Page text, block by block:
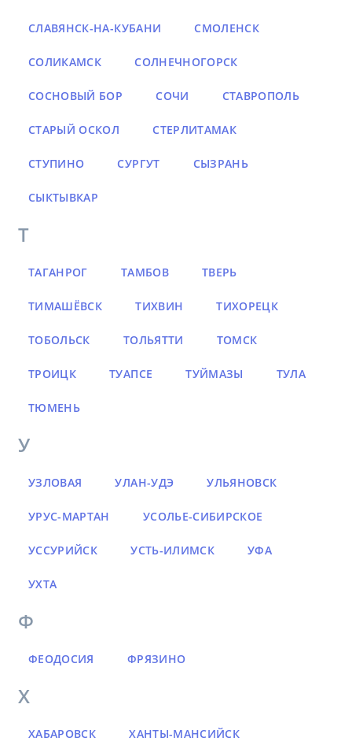
СЛАВЯНСК-НА-КУБАНИ СМОЛЕНСК
СОЛИКАМСК СОЛНЕЧНОГОРСК
СОСНОВЫЙ БОР СОЧИ СТАВРОПОЛЬ
СТАРЫЙ ОСКОЛ СТЕРЛИТАМАК
СТУПИНО СУРГУТ СЫЗРАНЬ
СЫКТЫВКАР
Т
ТАГАНРОГ ТАМБОВ ТВЕРЬ
ТИМАШЁВСК ТИХВИН ТИХОРЕЦК
ТОБОЛЬСК ТОЛЬЯТТИ ТОМСК
ТРОИЦК ТУАПСЕ ТУЙМАЗЫ ТУЛА
ТЮМЕНЬ
У
УЗЛОВАЯ УЛАН-УДЭ УЛЬЯНОВСК
УРУС-МАРТАН УСОЛЬЕ-СИБИРСКОЕ
УССУРИЙСК УСТЬ-ИЛИМСК УФА
УХТА
Ф
ФЕОДОСИЯ ФРЯЗИНО
Х
ХАБАРОВСК ХАНТЫ-МАНСИЙСК